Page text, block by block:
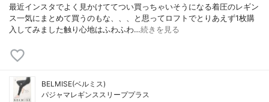
最近インスタでよく見かけててつい買っちゃいそうになる着圧のレギン
ス一気にまとめて買うのもな、、、と思ってロフトでとりあえず1枚購
入してみました触り心地はふわふわ…続きを見る
BELMISE(ベルミス)
パジャマレギンススリーププラス